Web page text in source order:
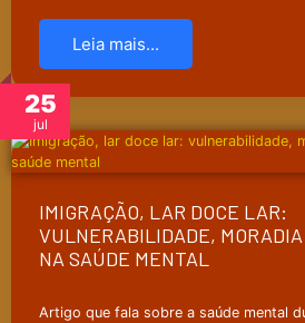
Leia mais...
25
jul
IMIGRAÇÃO, LAR DOCE LAR:
VULNERABILIDADE,
NA SAÚDE MENTAL
Artigo que fala sobre a saúde mental